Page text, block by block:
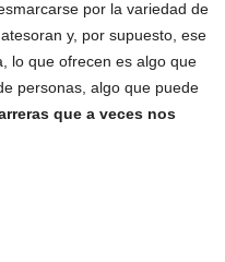
por la variedad de
y, por supuesto, ese
lo que ofrecen es algo que
personas, algo que puede
que a veces nos